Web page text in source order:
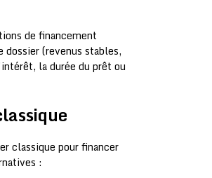
de financement
(revenus stables,
la durée du prêt ou
classique pour financer
: